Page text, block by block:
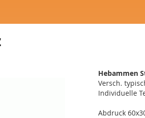
Hebammen
Versch.
Individuelle
Abdruck